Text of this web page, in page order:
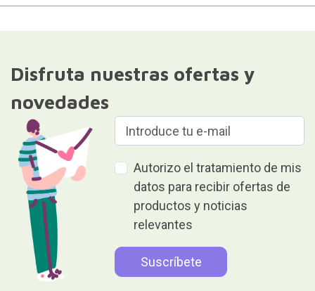
Disfruta nuestras ofertas y
novedades
Autorizo el tratamiento de mis
datos para recibir ofertas de
productos y noticias
relevantes